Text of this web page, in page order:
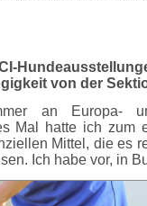
von der
an Europa-
Mal hatte ich zum
Mittel, die es
Ich habe vor, in